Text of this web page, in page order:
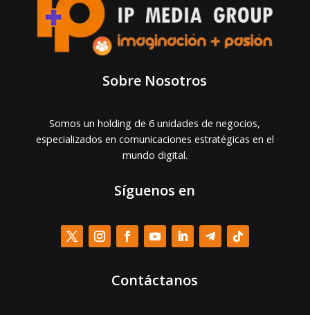
Sobre Nosotros
Somos un holding de 6 unidades de negocios,
especializados en comunicaciones estratégicas en el
mundo digital.
Síguenos en
Contáctanos